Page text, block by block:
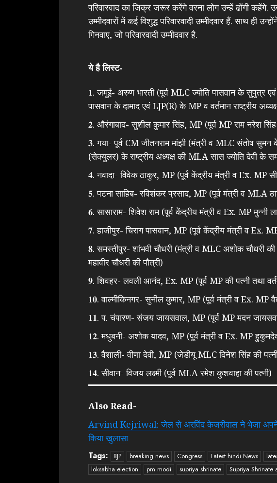
परिवारवाद का जिक्र जरूर करेंगे वरना लोग उन्हें ढोंगी कहेंगे.
उम्मीदवारों में कई विशुद्ध परिवारवादी उम्मीदवार हैं. साथ ही
गिनवाए, जो परिवारवादी उम्मीदवार है.
ये है लिस्ट-
𝟏. जमुई- अरुण भारती (पूर्व MLC ज्योति पासवान के सुपुत्र एवं
पासवान के दामाद एवं LJP(R) के MP व वर्तमान राष्ट्रीय
𝟐. औरंगाबाद- सुशील कुमार सिंह, MP (पूर्व MP राम नरेश
𝟑. गया- पूर्व CM जीतनराम मांझी (मंत्री व MLC संतोष सुमन के
(सेक्युलर) के राष्ट्रीय अध्यक्ष की MLA सास ज्योति देवी के
𝟒. नवादा- विवेक ठाकुर, MP (पूर्व केंद्रीय मंत्री व Ex. MP
𝟓. पटना साहिब- रविशंकर प्रसाद, MP (पूर्व मंत्री व MLA
𝟔. सासाराम- शिवेश राम (पूर्व केंद्रीय मंत्री व Ex. MP मुन्नी
𝟕. हाजीपुर- चिराग पासवान, MP (पूर्व केंद्रीय मंत्री व Ex.
𝟖. समस्तीपुर- शांभवी चौधरी (मंत्री व MLC अशोक चौधरी
महावीर चौधरी की पौत्री)
𝟗. शिवहर- लवली आनंद, Ex. MP (पूर्व MP की पत्नी तथा
𝟏𝟎. वाल्मीकिनगर- सुनील कुमार, MP (पूर्व मंत्री व Ex. MP
𝟏𝟏. प. चंपारण- संजय जायसवाल, MP (पूर्व MP मदन
𝟏𝟐. मधुबनी- अशोक यादव, MP (पूर्व मंत्री व Ex. MP
𝟏𝟑. वैशाली- वीणा देवी, MP (जेडीयू MLC दिनेश सिंह की
𝟏𝟒. सीवान- विजय लक्ष्मी (पूर्व MLA रमेश कुशवाहा की पत्नी)
Also Read-
Arvind Kejriwal: जेल से अरविंद केजरीवाल ने भेजा अपने
किया खुलासा
Tags: BJP breaking news Congress Latest hindi News
loksabha election
pm modi supriya shrinate Supriya Shrinate